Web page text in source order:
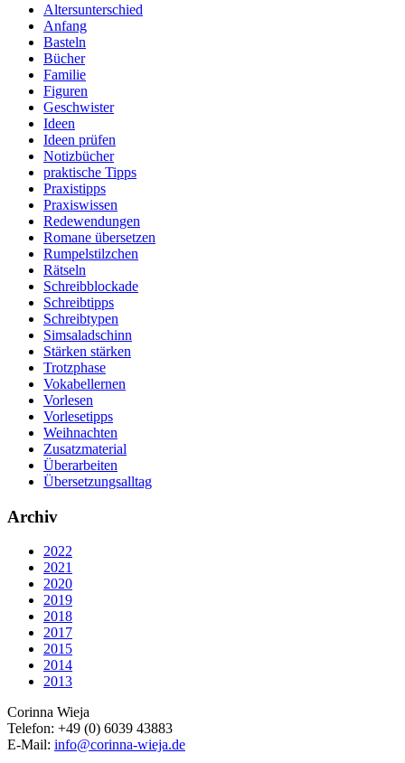
Altersunterschied
Anfang
Basteln
Bücher
Familie
Figuren
Geschwister
Ideen
Ideen prüfen
Notizbücher
praktische Tipps
Praxistipps
Praxiswissen
Redewendungen
Romane übersetzen
Rumpelstilzchen
Rätseln
Schreibblockade
Schreibtipps
Schreibtypen
Simsaladschinn
Stärken stärken
Trotzphase
Vokabellernen
Vorlesen
Vorlesetipps
Weihnachten
Zusatzmaterial
Überarbeiten
Übersetzungsalltag
Archiv
2022
2021
2020
2019
2018
2017
2015
2014
2013
Corinna Wieja
Telefon: +49 (0) 6039 43883
E-Mail: info@corinna-wieja.de